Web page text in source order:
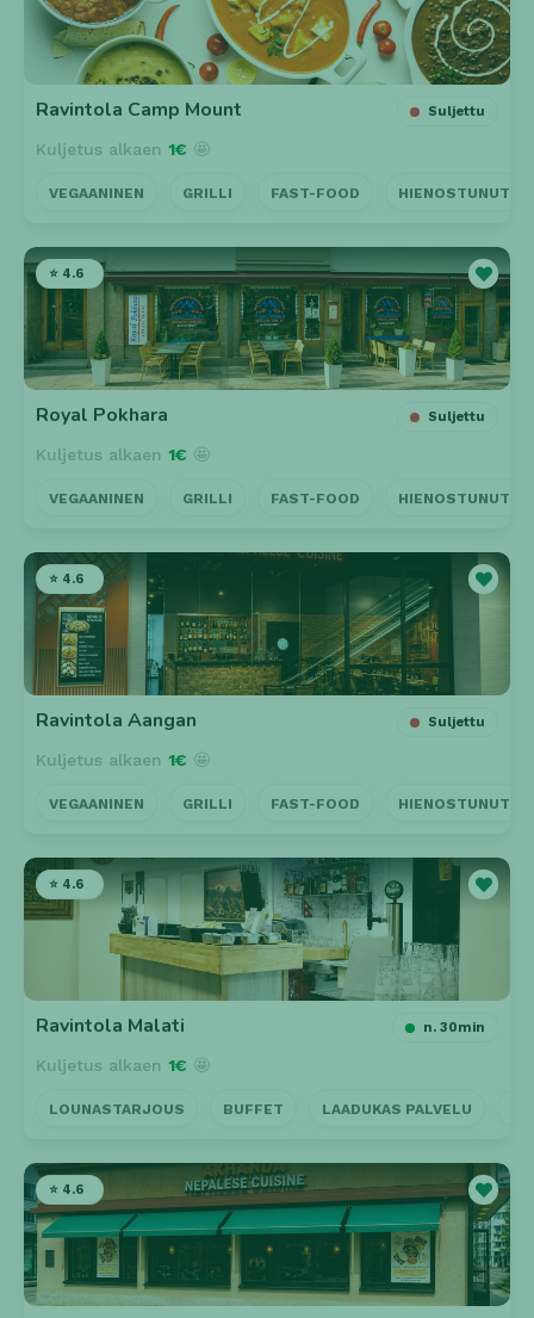
Ravintola Camp Mount Suljettu
Kuljetus alkaen 1€ 🤩
VEGAANINEN GRILLI FAST-FOOD HIENOSTUNUT
⭐ 4.6
Royal Pokhara Suljettu
Kuljetus alkaen 1€ 🤩
VEGAANINEN GRILLI FAST-FOOD HIENOSTUNUT
⭐ 4.6
Ravintola Aangan Suljettu
Kuljetus alkaen 1€ 🤩
VEGAANINEN GRILLI FAST-FOOD HIENOSTUNUT
⭐ 4.6
Ravintola Malati n. 30min
Kuljetus alkaen 1€ 🤩
LOUNASTARJOUS BUFFET LAADUKAS PALVELU
⭐ 4.6